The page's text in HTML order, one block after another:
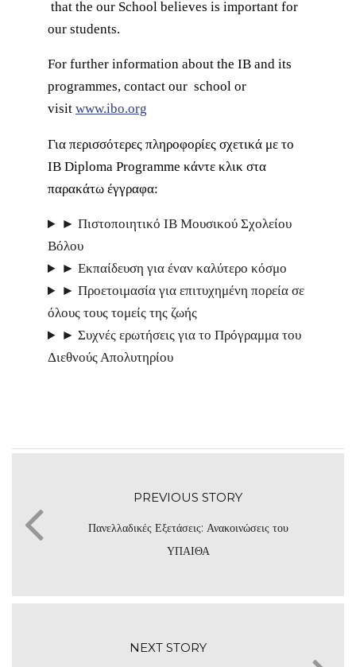
that the our School believes is important for
our students.
For further information about the IB and its
programmes, contact our school or
visit www.ibo.org
Για περισσότερες πληροφορίες σχετικά με το
IB Diploma Programme κάντε κλικ στα
παρακάτω έγγραφα:
► Πιστοποιητικό IB Μουσικού Σχολείου
Βόλου
► Εκπαίδευση για έναν καλύτερο κόσμο
► Προετοιμασία για επιτυχημένη πορεία σε
όλους τους τομείς της ζωής
► Συχνές ερωτήσεις για το Πρόγραμμα του
Διεθνούς Απολυτηρίου
PREVIOUS STORY
Πανελλαδικές Εξετάσεις: Ανακοινώσεις του
ΥΠΑΙΘΑ
NEXT STORY